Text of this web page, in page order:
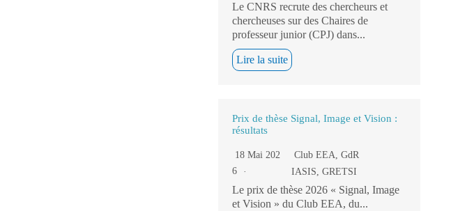
Le CNRS recrute des chercheurs et
chercheuses sur des Chaires de
professeur junior (CPJ) dans...
Lire la suite
Prix de thèse Signal, Image et Vision :
résultats
18 Mai 202
6
Club EEA,GdR
IASIS,GRETSI
Le prix de thèse 2026 « Signal, Image
et Vision » du Club EEA, du...